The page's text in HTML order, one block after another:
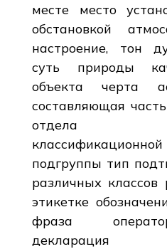
месте место
обстановкой
настроение, тон
суть природы
объекта черта
составляющая
отдела
классификационной
подгруппы тип
различных классов
этикетке
фраза
декларация